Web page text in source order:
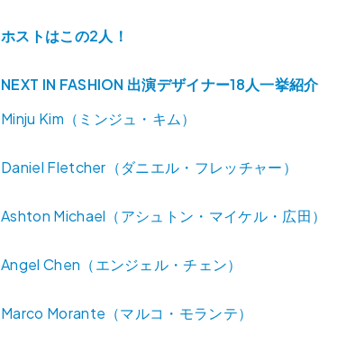
ホストはこの2人！
NEXT IN FASHION 出演デザイナー18人一挙紹介
Minju Kim（ミンジュ・キム）
Daniel Fletcher（ダニエル・フレッチャー）
Ashton Michael（アシュトン・マイケル・広田）
Angel Chen（エンジェル・チェン）
Marco Morante（マルコ・モランテ）